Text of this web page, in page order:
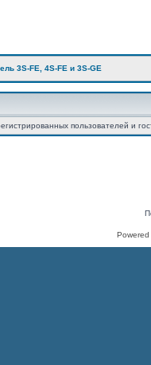
3S-FE, 4S-FE и 3S-GE
пользователей и